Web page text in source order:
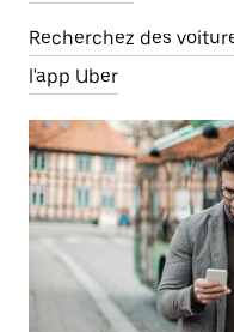
Recherchez des
l'app Uber